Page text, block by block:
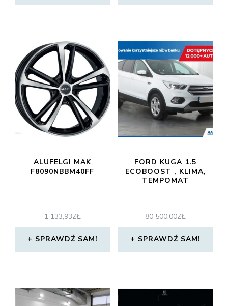
ALUFELGI MAK
F8090NBBM40FF
1 133,93ZŁ
SPRAWDŹ SAM!
FORD KUGA 1.5
ECOBOOST , KLIMA,
TEMPOMAT
80 500,00ZŁ
SPRAWDŹ SAM!